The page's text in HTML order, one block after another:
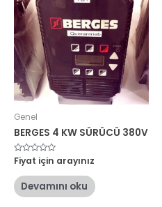
Genel
BERGES 4 KW SÜRÜCÜ 380V
5
üzerinden
oy
aldı
Fiyat için arayınız
Devamını oku